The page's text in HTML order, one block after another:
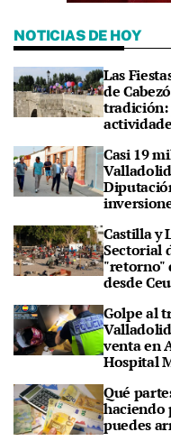
NOTICIAS DE HOY
Las
de
tradición:
Casi 19
Castilla y
Sectorial
"retorno"
desde
Golpe al
venta en
Hospital
Qué
haciendo
puedes